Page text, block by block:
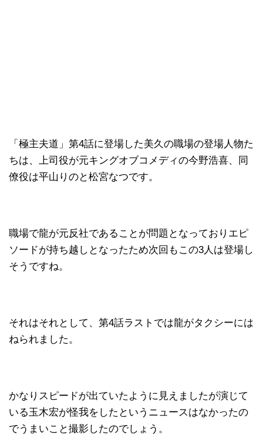
「極主夫道」第4話に登場した美久の職場の登場人物た
ちは、上司役が元キングオブコメディの今野浩喜、同
僚役は平山りのと松宮なつです。
職場で龍が元反社であることが問題となっておりエピ
ソードが持ち越しとなったため次回もこの3人は登場し
そうですね。
それはそれとして、第4話ラストでは龍がタクシーには
ねられました。
かなりスピードが出ていたように見えましたが演じて
いる玉木宏が怪我をしたというニュースはなかったの
でうまいこと撮影したのでしょう。